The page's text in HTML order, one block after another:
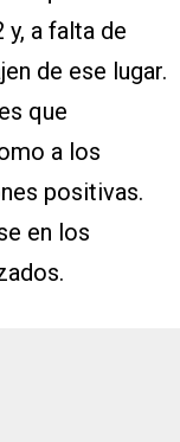
a falta de
de ese lugar.
que
a los
positivas.
en los